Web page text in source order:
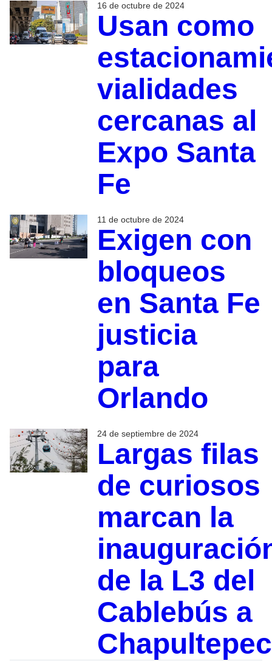
16 de octubre de 2024
Usan como
vialidades
cercanas al
Expo Santa
Fe
11 de octubre de 2024
Exigen con
bloqueos
en Santa Fe
justicia
para
Orlando
24 de septiembre de 2024
Largas filas
de curiosos
marcan la
de la L3 del
Cablebús a
Chapultepec